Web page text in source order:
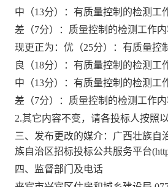
中（13分）：有质量控制的检测工
差（7分）：质量控制的检测工作
现更正为： 优（25分）：有质量控
良（18分）：有质量控制的检测工
中（13分）：有质量控制的检测工
差（7分）：质量控制的检测工作
2.其它内容不变，请各投标人按照
三、发布更改的媒介： 广西壮族自
族自治区招标投标公共服务平台
四、监督部门及电话